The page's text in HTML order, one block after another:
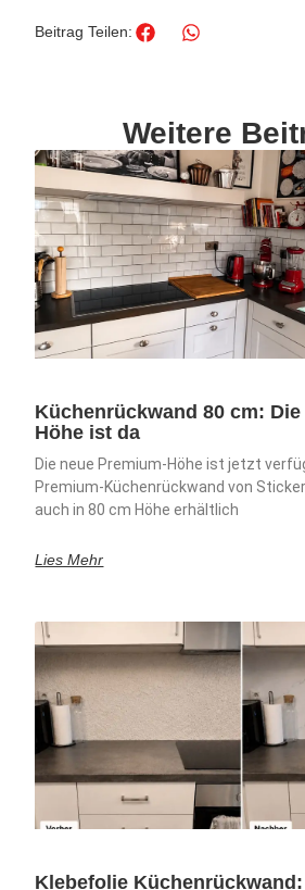
Beitrag Teilen:
Weitere
Küchenrückwand 80 cm:
Höhe ist da
Die neue Premium-Höhe ist jetzt
Premium-Küchenrückwand von
auch in 80 cm Höhe erhältlich
Lies Mehr
Klebefolie